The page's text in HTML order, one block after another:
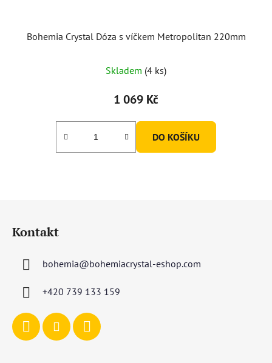
Bohemia Crystal Dóza s víčkem Metropolitan 220mm
Skladem (4 ks)
1 069 Kč
DO KOŠÍKU
Kontakt
bohemia@bohemiacrystal-eshop.com
+420 739 133 159